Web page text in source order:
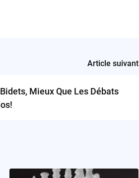
Article suivant
Mieux Que Les Débats